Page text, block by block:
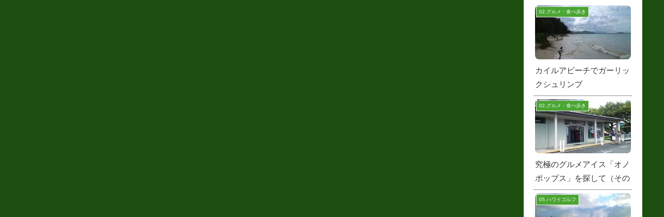
02.グルメ・食べ歩き
カイルアビーチでガーリッ
クシュリンプ
02.グルメ・食べ歩き
究極のグルメアイス「オノ
ポップス」を探して（その
２）
05.ハワイゴルフ